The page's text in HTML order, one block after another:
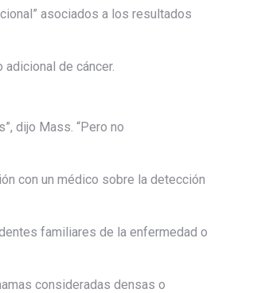
asociados a los resultados
de cáncer.
dijo Mass. “Pero no
con un médico sobre la detección
familiares de la enfermedad o
consideradas densas o